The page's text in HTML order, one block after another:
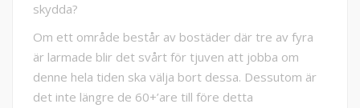
skydda?
Om ett område består av bostäder där tre av fyra
är larmade blir det svårt för tjuven att jobba om
denne hela tiden ska välja bort dessa. Dessutom är
det inte längre de 60+’are till före detta